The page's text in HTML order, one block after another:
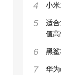
4 小
5
适
值
6 黑
7 华